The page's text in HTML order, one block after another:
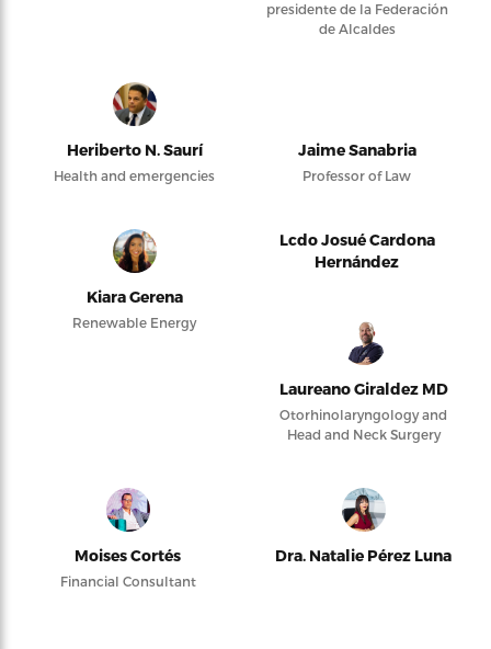
presidente de la Federación
de Alcaldes
Heriberto N. Saurí
Health and emergencies
Jaime Sanabria
Professor of Law
Kiara Gerena
Renewable Energy
Lcdo Josué Cardona
Hernández
Laureano Giraldez MD
Otorhinolaryngology and
Head and Neck Surgery
Moises Cortés
Financial Consultant
Dra. Natalie Pérez Luna